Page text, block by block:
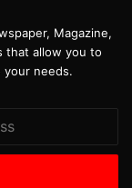
Magazine,
that allow you to
needs.